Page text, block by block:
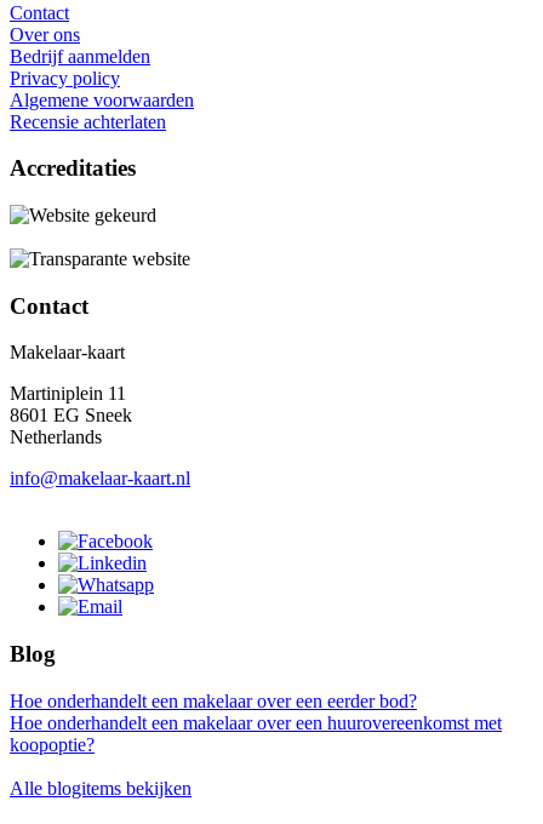
Contact
Over ons
Bedrijf aanmelden
Privacy policy
Algemene voorwaarden
Recensie achterlaten
Accreditaties
Contact
Makelaar-kaart
Martiniplein 11
8601 EG Sneek
Netherlands
info@makelaar-kaart.nl
Blog
Hoe onderhandelt een makelaar over een eerder bod?
Hoe onderhandelt een makelaar over een huurovereenkomst met
koopoptie?
Alle blogitems bekijken